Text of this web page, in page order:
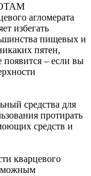
агломерата
избегать
пищевых и
пятен,
появится – если вы
средства для
протирать
средств и
кварцевого